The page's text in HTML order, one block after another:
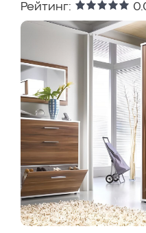
Рейтинг: